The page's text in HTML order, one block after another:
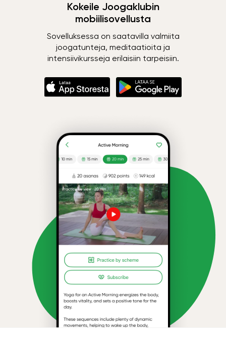
Kokeile Joogaklubin
mobiilisovellusta
Sovelluksessa on saatavilla valmiita
joogatunteja, meditaatioita ja
intensiivikursseja erilaisiin tarpeisiin.